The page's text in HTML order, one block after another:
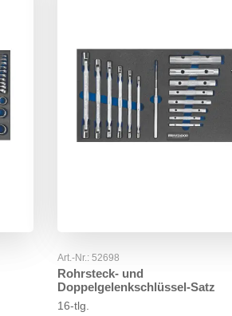
Art.-Nr.: 52698
Rohrsteck- und
Doppelgelenkschlüssel-Satz
16-tlg.